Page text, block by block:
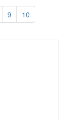
9 10